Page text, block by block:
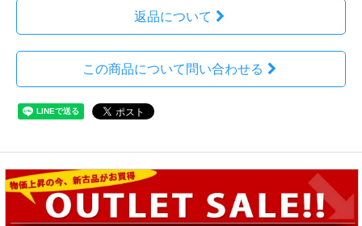
返品について
この商品について問い合わせる